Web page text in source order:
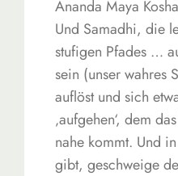
Ananda Maya
Und Samadhi, die
stufigen Pfades …
sein (unser wahres
auflöst und sich
‚aufgehen‘, dem
nahe kommt. Und
gibt, geschweige